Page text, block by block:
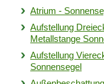
Atrium -
Aufstellung
Metallstange
Aufstellung
Sonnensegel